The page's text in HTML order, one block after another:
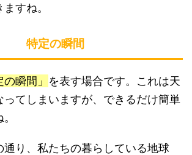
すね。
特定の瞬間
の瞬間」 を表す場合です。これは天
ってしまいますが、できるだけ簡単
通り、私たちの暮らしている地球